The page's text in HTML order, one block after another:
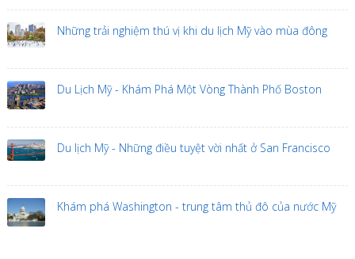
Những trải nghiệm thú vị khi du lịch Mỹ vào mùa đông
Du Lịch Mỹ - Khám Phá Một Vòng Thành Phố Boston
Du lịch Mỹ - Những điều tuyệt vời nhất ở San Francisco
Khám phá Washington - trung tâm thủ đô của nước Mỹ